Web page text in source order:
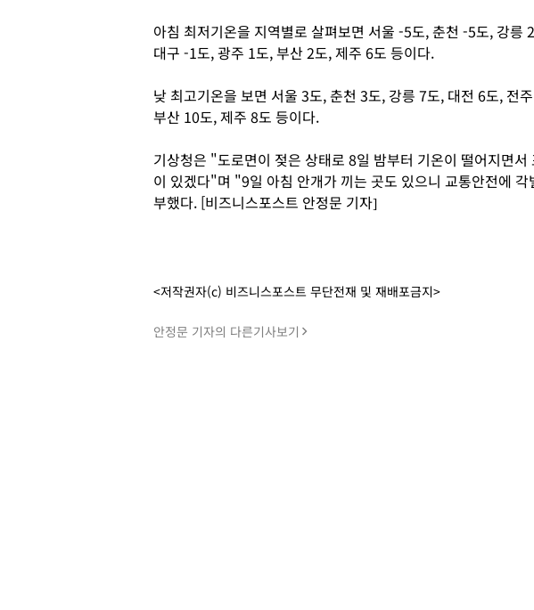
아침 최저기온을 지역별로 살펴보면 서울 -5도, 춘천 -5도, 강릉
대구 -1도, 광주 1도, 부산 2도, 제주 6도 등이다.
낮 최고기온을 보면 서울 3도, 춘천 3도, 강릉 7도, 대전 6도, 전
부산 10도, 제주 8도 등이다.
기상청은 "도로면이 젖은 상태로 8일 밤부터 기온이 떨어지면서
이 있겠다"며 "9일 아침 안개가 끼는 곳도 있으니 교통안전에
부했다. [비즈니스포스트 안정문 기자]
<저작권자(c) 비즈니스포스트 무단전재 및 재배포금지>
안정문 기자의 다른기사보기